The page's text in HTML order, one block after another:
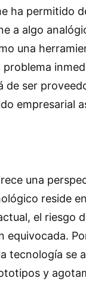
ha permitido
a algo
una
de ser
empresarial
una
reside
el riesgo
equivocada.
tecnología se
y